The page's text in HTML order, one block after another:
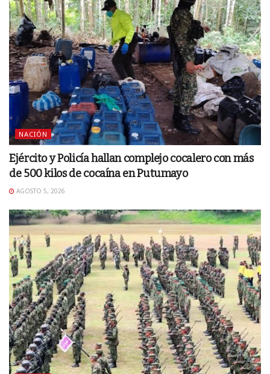
NACIÓN
Ejército y Policía hallan complejo cocalero con más
de 500 kilos de cocaína en Putumayo
AGOSTO 5, 2026